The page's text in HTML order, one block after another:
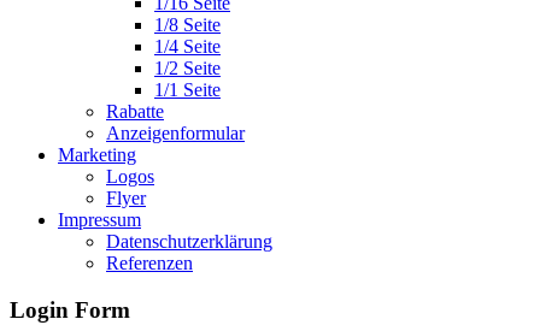
1/8 Seite
1/4 Seite
1/2 Seite
1/1 Seite
Rabatte
Anzeigenformular
Marketing
Logos
Flyer
Impressum
Datenschutzerklärung
Referenzen
Login Form